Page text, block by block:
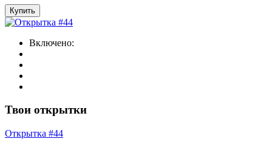
Купить
Включено:
Твои открытки
Открытка #44